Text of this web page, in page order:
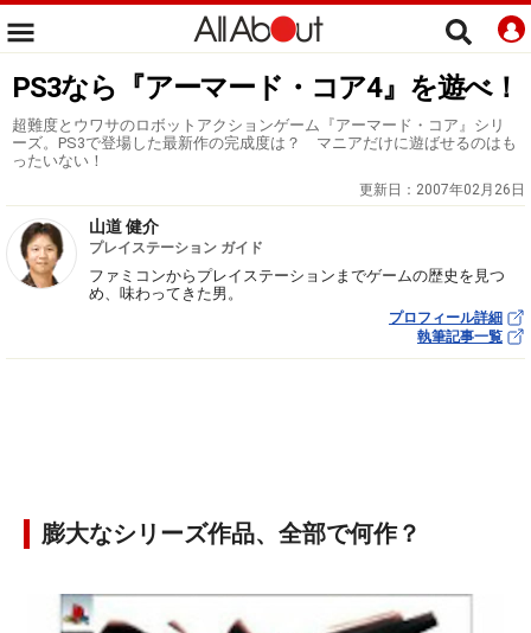
PS3なら『アーマード・コア4』を遊べ！
超難度とウワサのロボットアクションゲーム『アーマード・コア』シリ
ーズ。PS3で登場した最新作の完成度は？ マニアだけに遊ばせるのはも
ったいない！
更新日： 2007年02月26日
山道 健介
プレイステーション ガイド
ファミコンからプレイステーションまでゲームの歴史を見つ
め、味わってきた男。
プロフィール詳細
執筆記事一覧
膨大なシリーズ作品、全部で何作？